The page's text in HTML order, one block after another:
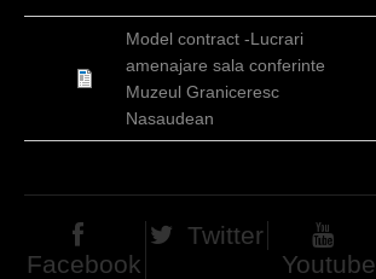
Model contract -Lucrari
amenajare sala conferinte
Muzeul Graniceresc
Nasaudean
Facebook
Twitter
Youtube